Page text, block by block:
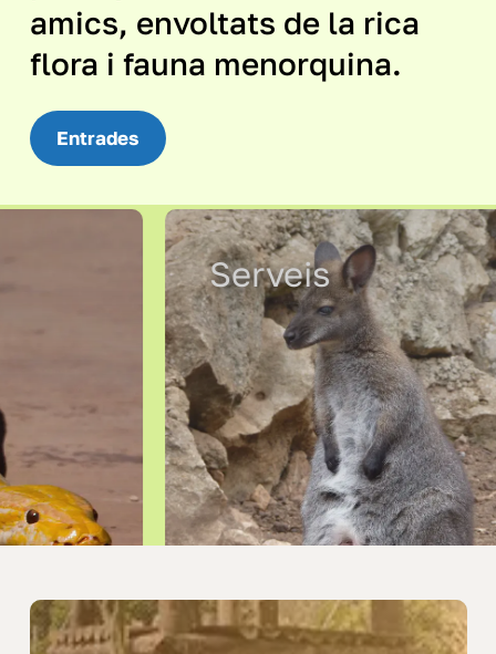
amics, envoltats de la rica
flora i fauna menorquina.
Entrades
Serveis